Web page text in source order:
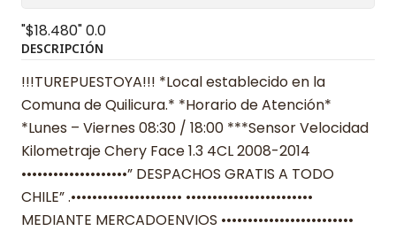
"$18.480"0.0
DESCRIPCIÓN
!!!TUREPUESTOYA!!! *Local establecido en la
Comuna de Quilicura.* *Horario de Atención*
*Lunes – Viernes 08:30 / 18:00 ***Sensor Velocidad
Kilometraje Chery Face 1.3 4CL 2008-2014
••••••••••••••••••••” DESPACHOS GRATIS A TODO
CHILE” .••••••••••••••••••••• ••••••••••••••••••••••••
MEDIANTE MERCADOENVIOS •••••••••••••••••••••••••